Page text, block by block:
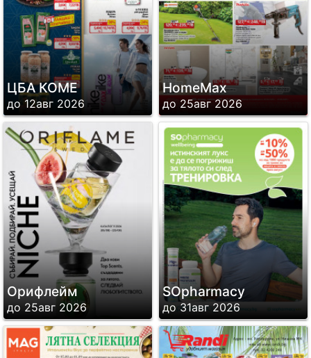
ЦБА КОМЕ
до 12авг 2026
HomeMax
до 25авг 2026
Орифлейм
до 25авг 2026
SОpharmacy
до 31авг 2026